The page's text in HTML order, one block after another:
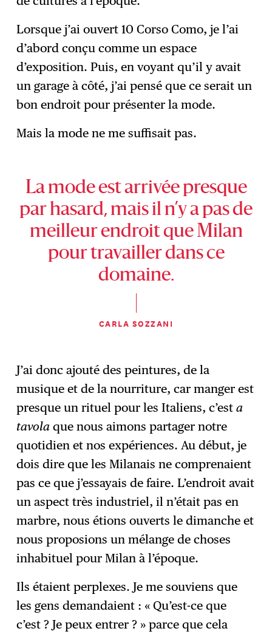
Lorsque j’ai ouvert 10 Corso Como, je l’ai
d’abord conçu comme un espace
d’exposition. Puis, en voyant qu’il y avait
un garage à côté, j’ai pensé que ce serait un
bon endroit pour présenter la mode.
Mais la mode ne me suffisait pas.
La mode est arrivée presque
par hasard, mais il n’y a pas de
meilleur endroit que Milan
pour travailler dans ce
domaine.
CARLA SOZZANI
J’ai donc ajouté des peintures, de la
musique et de la nourriture, car manger est
presque un rituel pour les Italiens, c’esta
tavola que nous aimons partager notre
quotidien et nos expériences. Au début, je
dois dire que les Milanais ne comprenaient
pas ce que j’essayais de faire. L’endroit avait
un aspect très industriel, il n’était pas en
marbre, nous étions ouverts le dimanche et
nous proposions un mélange de choses
inhabituel pour Milan à l’époque.
Ils étaient perplexes. Je me souviens que
les gens demandaient : « Qu’est-ce que
c’est ? Je peux entrer ? » parce que cela